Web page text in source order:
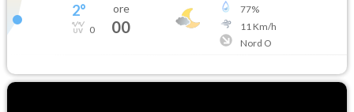
2°
0
ore
00
77%
11 Km/h
Nord O